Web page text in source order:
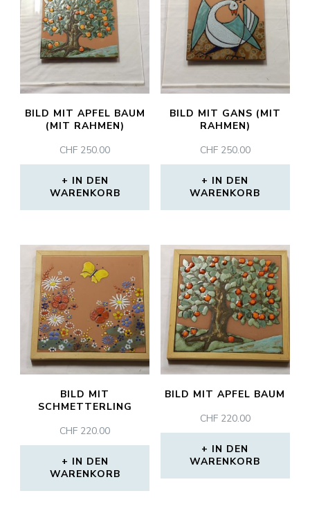
BILD MIT APFEL BAUM
(MIT RAHMEN)
CHF 250.00
IN DEN
WARENKORB
BILD MIT GANS (MIT
RAHMEN)
CHF250.00
IN DEN
WARENKORB
BILD MIT
SCHMETTERLING
CHF 220.00
IN DEN
WARENKORB
BILD MIT APFEL BAUM
CHF220.00
IN DEN
WARENKORB